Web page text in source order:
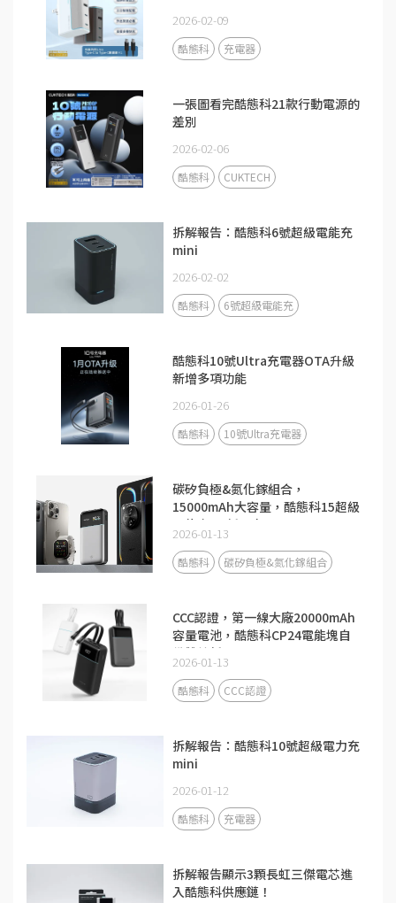
2026-02-09
酷態科 充電器
一張圖看完酷態科21款行動電源的
差別
2026-02-06
酷態科 CUKTECH
拆解報告：酷態科6號超級電能充
mini
2026-02-02
酷態科 6號超級電能充
酷態科10號Ultra充電器OTA升級
新增多項功能
2026-01-26
酷態科 10號Ultra充電器
碳矽負極&氮化鎵組合，
15000mAh大容量，酷態科15超級
電能卡Air新品來了！
2026-01-13
酷態科 碳矽負極&氮化鎵組合
CCC認證，第一線大廠20000mAh
容量電池，酷態科CP24電能塊自
備雙線新品
2026-01-13
酷態科 CCC認證
拆解報告：酷態科10號超級電力充
mini
2026-01-12
酷態科 充電器
拆解報告顯示3顆長虹三傑電芯進
入酷態科供應鏈！